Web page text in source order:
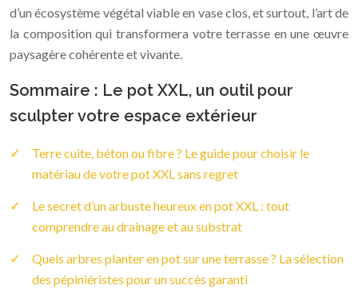
d’un écosystème végétal viable en vase clos, et surtout, l’art de
la composition qui transformera votre terrasse en une œuvre
paysagère cohérente et vivante.
Sommaire : Le pot XXL, un outil pour
sculpter votre espace extérieur
Terre cuite, béton ou fibre ? Le guide pour choisir le
matériau de votre pot XXL sans regret
Le secret d’un arbuste heureux en pot XXL : tout
comprendre au drainage et au substrat
Quels arbres planter en pot sur une terrasse ? La sélection
des pépiniéristes pour un succès garanti